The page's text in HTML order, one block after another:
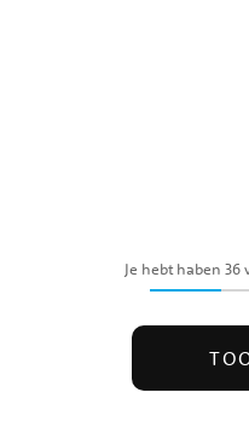
Je hebt haben 36